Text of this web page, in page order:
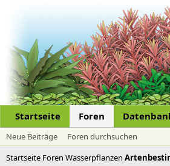
Startseite Foren
Neue Beiträge
Foren durchsuchen
Startseite Foren Wasserpflanzen